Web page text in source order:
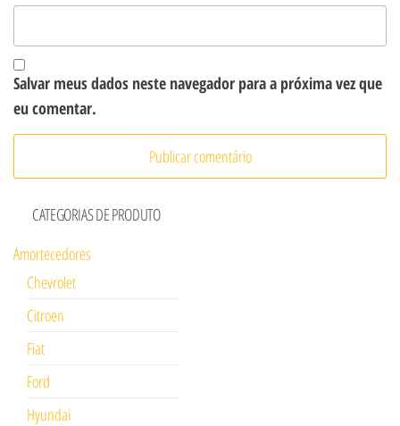
Salvar meus dados neste navegador para a próxima vez que
eu comentar.
CATEGORIAS DE PRODUTO
Amortecedores
Chevrolet
Citroen
Fiat
Ford
Hyundai